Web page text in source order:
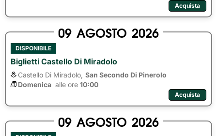
Acquista
09 AGOSTO 2026
DISPONIBILE
Biglietti Castello Di Miradolo
Castello Di Miradolo, San Secondo Di Pinerolo
Domenica alle ore 10:00
Acquista
09 AGOSTO 2026